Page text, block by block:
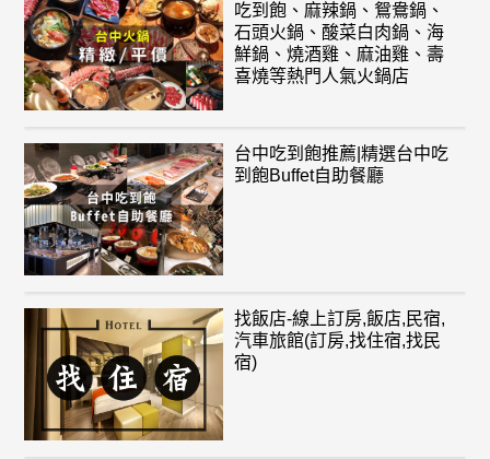
吃到飽、麻辣鍋、鴛鴦鍋、
石頭火鍋、酸菜白肉鍋、海
鮮鍋、燒酒雞、麻油雞、壽
喜燒等熱門人氣火鍋店
台中吃到飽推薦|精選台中吃
到飽Buffet自助餐廳
找飯店-線上訂房,飯店,民宿,
汽車旅館(訂房,找住宿,找民
宿)